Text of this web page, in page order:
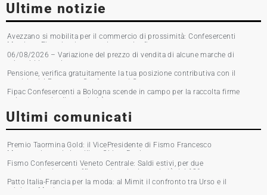
Ultime notizie
Avezzano si mobilita per il commercio di prossimità: Confesercenti
Marsica e Fipac in piazza per la raccolta firme
06/08/2026 – Variazione del prezzo di vendita di alcune marche di
tabacchi lavorati
Pensione, verifica gratuitamente la tua posizione contributiva con il
servizio del Patronato Confesercenti Grosseto
Fipac Confesercenti a Bologna scende in campo per la raccolta firme
sul commercio di prossimità
Ultimi comunicati
Premio Taormina Gold: il VicePresidente di Fismo Francesco
Musumeci premia la stilista Chiara Boni
Fismo Confesercenti Veneto Centrale: Saldi estivi, per due
commercianti su tre affluenza in calo. Incassi giù del 10%
Patto Italia-Francia per la moda: al Mimit il confronto tra Urso e il
ministro Martin